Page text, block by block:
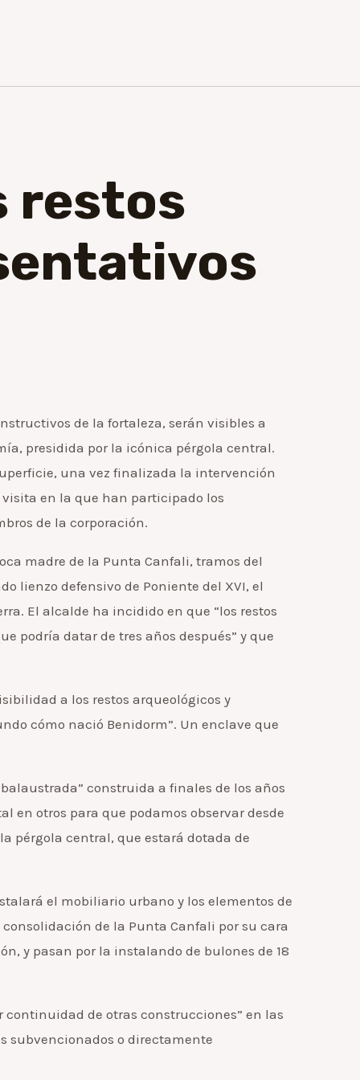
restos
de la fortaleza, serán visibles a
presidida por la icónica pérgola central.
una vez finalizada la intervención
en la que han participado los
de la corporación.
madre de la Punta Canfali, tramos del
lienzo defensivo de Poniente del XVI, el
El alcalde ha incidido en que “los restos
podría datar de tres años después” y que
a los restos arqueológicos y
cómo nació Benidorm”. Un enclave que
construida a finales de los años
en otros para que podamos observar desde
pérgola central, que estará dotada de
el mobiliario urbano y los elementos de
de la Punta Canfali por su cara
y pasan por la instalando de bulones de 18
de otras construcciones” en las
subvencionados o directamente